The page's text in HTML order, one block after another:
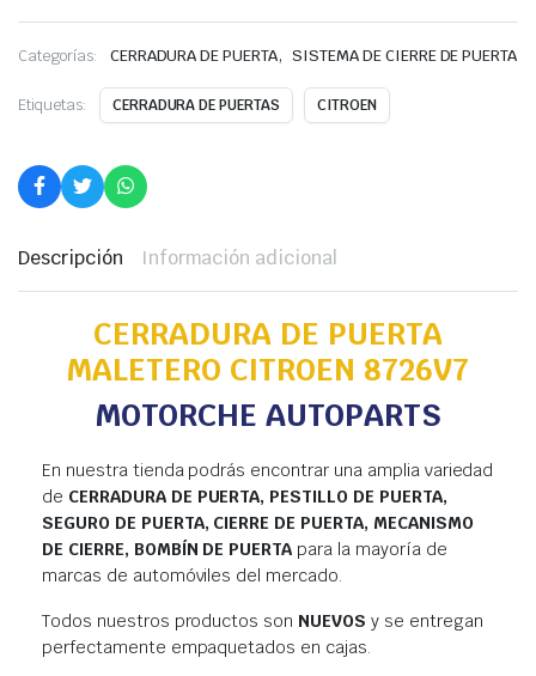
Categorías: CERRADURA DE PUERTA, SISTEMA DE CIERRE DE PUERTA
Etiquetas: CERRADURA DE PUERTAS CITROEN
Descripción Información adicional
CERRADURA DE PUERTA
MALETERO CITROEN 8726V7
MOTORCHE AUTOPARTS
En nuestra tienda podrás encontrar una amplia variedad
de CERRADURA DE PUERTA, PESTILLO DE PUERTA,
SEGURO DE PUERTA, CIERRE DE PUERTA, MECANISMO
DE CIERRE, BOMBÍN DE PUERTA para la mayoría de
marcas de automóviles del mercado.
Todos nuestros productos son NUEVOS y se entregan
perfectamente empaquetados en cajas.